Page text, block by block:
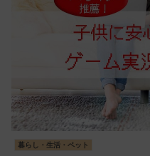
暮らし・生活・ペット